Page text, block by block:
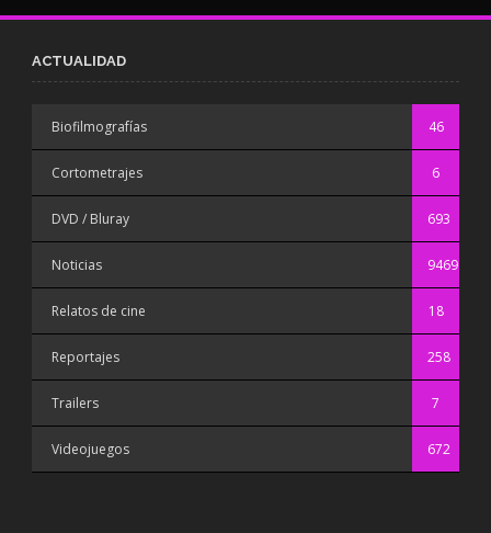
ACTUALIDAD
Biofilmografías 46
Cortometrajes 6
DVD / Bluray 693
Noticias 9469
Relatos de cine 18
Reportajes 258
Trailers 7
Videojuegos 672